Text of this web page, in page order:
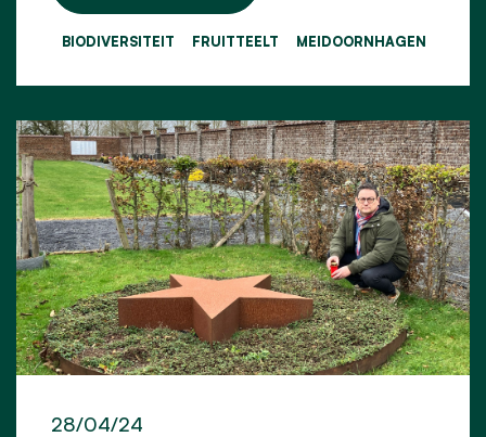
BIODIVERSITEIT FRUITTEELT MEIDOORNHAGEN
28/04/24